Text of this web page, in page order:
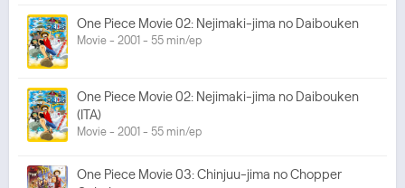
One Piece Movie 02: Nejimaki-jima no Daibouken
Movie - 2001 - 55 min/ep
One Piece Movie 02: Nejimaki-jima no Daibouken
(ITA)
Movie - 2001 - 55 min/ep
One Piece Movie 03: Chinjuu-jima no Chopper